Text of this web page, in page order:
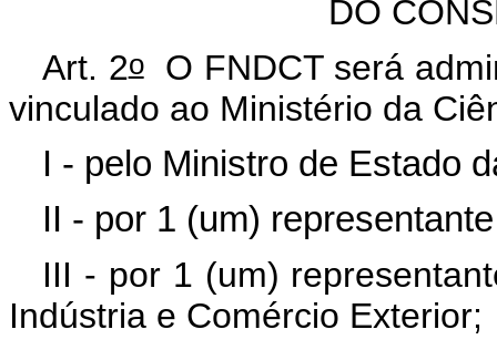
DO
Art. 2oO FNDCT será
vinculado ao Ministério da
I - pelo Ministro de Estado
II - por 1 (um)
III - por 1 (um)
Indústria e Comércio Exterior;